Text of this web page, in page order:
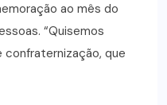
ao mês do
“Quisemos
que